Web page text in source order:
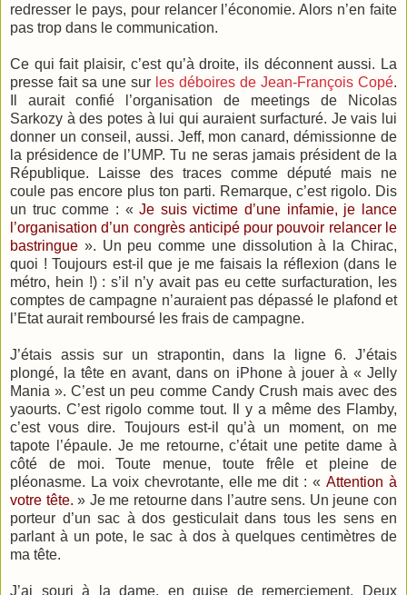
redresser le pays, pour relancer l’économie. Alors n’en faite
pas trop dans le communication.
Ce qui fait plaisir, c’est qu’à droite, ils déconnent aussi. La
presse fait sa une sur les déboires de Jean-François Copé.
Il aurait confié l’organisation de meetings de Nicolas
Sarkozy à des potes à lui qui auraient surfacturé. Je vais lui
donner un conseil, aussi. Jeff, mon canard, démissionne de
la présidence de l’UMP. Tu ne seras jamais président de la
République. Laisse des traces comme député mais ne
coule pas encore plus ton parti. Remarque, c’est rigolo. Dis
un truc comme : «Je suis victime d’une infamie, je lance
l’organisation d’un congrès anticipé pour pouvoir relancer le
bastringue ». Un peu comme une dissolution à la Chirac,
quoi ! Toujours est-il que je me faisais la réflexion (dans le
métro, hein !) : s’il n’y avait pas eu cette surfacturation, les
comptes de campagne n’auraient pas dépassé le plafond et
l’Etat aurait remboursé les frais de campagne.
J’étais assis sur un strapontin, dans la ligne 6. J’étais
plongé, la tête en avant, dans on iPhone à jouer à « Jelly
Mania ». C’est un peu comme Candy Crush mais avec des
yaourts. C’est rigolo comme tout. Il y a même des Flamby,
c’est vous dire. Toujours est-il qu’à un moment, on me
tapote l’épaule. Je me retourne, c’était une petite dame à
côté de moi. Toute menue, toute frêle et pleine de
pléonasme. La voix chevrotante, elle me dit : «Attention à
votre tête. » Je me retourne dans l’autre sens. Un jeune con
porteur d’un sac à dos gesticulait dans tous les sens en
parlant à un pote, le sac à dos à quelques centimètres de
ma tête.
J’ai souri à la dame, en guise de remerciement. Deux